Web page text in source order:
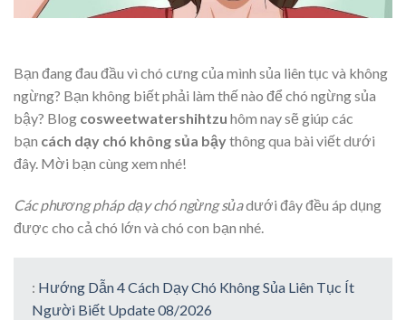
Bạn đang đau đầu vì chó cưng của mình sủa liên tục và không
ngừng? Bạn không biết phải làm thế nào để chó ngừng sủa
bậy? Blog cosweetwatershihtzu hôm nay sẽ giúp các
bạn cách dạy chó không sủa bậythông qua bài viết dưới
đây. Mời bạn cùng xem nhé!
Các phương pháp dạy chó ngừng sủadưới đây đều áp dụng
được cho cả chó lớn và chó con bạn nhé.
: Hướng Dẫn 4 Cách Dạy Chó Không Sủa Liên Tục Ít
Người Biết Update 08/2026